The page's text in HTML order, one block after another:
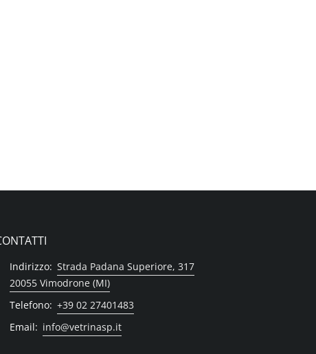
Indirizzo: Strada Padana Superiore, 317
20055 Vimodrone (MI)
Telefono: +39 02 27401483
Email: info@vetrinasp.it